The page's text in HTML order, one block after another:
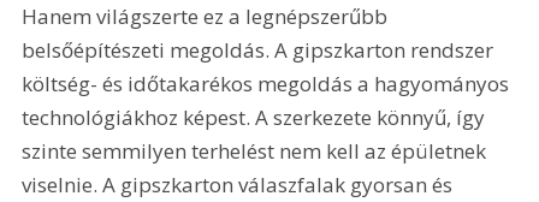
Hanem világszerte ez a legnépszerűbb
belsőépítészeti megoldás. A gipszkarton rendszer
költség- és időtakarékos megoldás a hagyományos
technológiákhoz képest. A szerkezete könnyű, így
szinte semmilyen terhelést nem kell az épületnek
viselnie. A gipszkarton válaszfalak gyorsan és